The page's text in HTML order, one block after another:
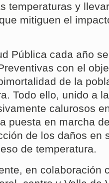
temperaturas y
mitiguen el
Pública cada año
con el
de la
Todo ello, unido a
calurosos
puesta en marcha
de los daños en
de temperatura.
en colaboración